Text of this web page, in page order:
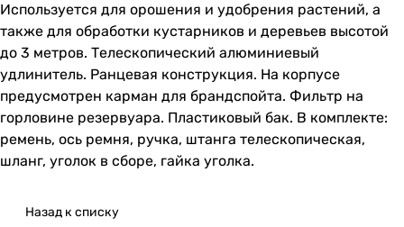
Используется для орошения и удобрения растений, а
также для обработки кустарников и деревьев высотой
до 3 метров. Телескопический алюминиевый
удлинитель. Ранцевая конструкция. На корпусе
предусмотрен карман для брандспойта. Фильтр на
горловине резервуара. Пластиковый бак. В комплекте:
ремень, ось ремня, ручка, штанга телескопическая,
шланг, уголок в сборе, гайка уголка.
Назад к списку